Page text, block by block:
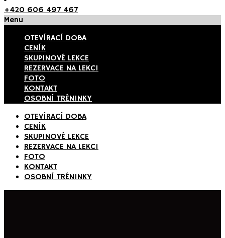
+420 606 497 467
Menu
OTEVÍRACÍ DOBA
CENÍK
SKUPINOVÉ LEKCE
REZERVACE NA LEKCI
FOTO
KONTAKT
OSOBNÍ TRÉNINKY
OTEVÍRACÍ DOBA
CENÍK
SKUPINOVÉ LEKCE
REZERVACE NA LEKCI
FOTO
KONTAKT
OSOBNÍ TRÉNINKY